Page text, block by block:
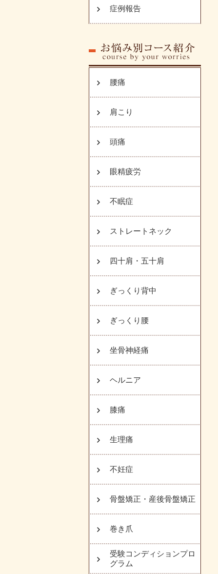
症例報告
腰痛
肩こり
頭痛
眼精疲労
不眠症
ストレートネック
四十肩・五十肩
ぎっくり背中
ぎっくり腰
坐骨神経痛
ヘルニア
膝痛
生理痛
不妊症
骨盤矯正・産後骨盤矯正
巻き爪
受験コンディションプロ
グラム